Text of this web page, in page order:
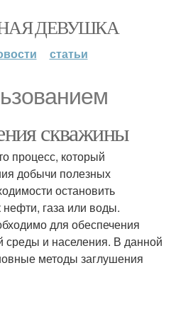
ДЕВУШКА
статьи
скважины
процесс, который
добычи полезных
остановить
газа или воды.
для обеспечения
среды и населения. В данной
методы заглушения